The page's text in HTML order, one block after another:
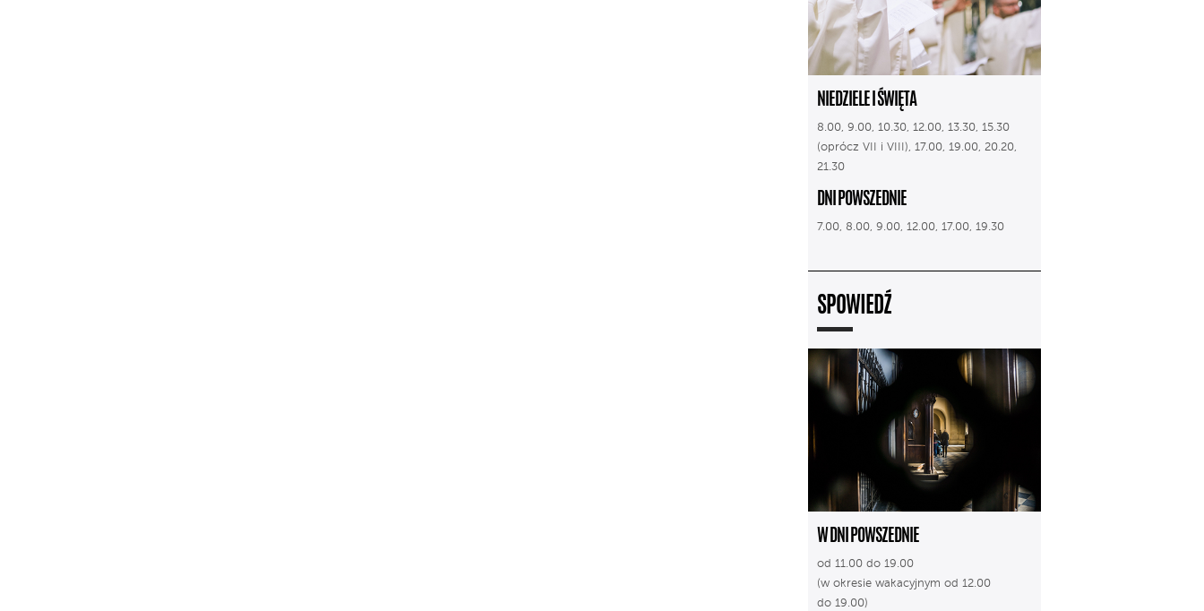
NIEDZIELE I ŚWIĘTA
8.00, 9.00, 10.30, 12.00, 13.30, 15.30
(oprócz VII i VIII), 17.00, 19.00, 20.20,
21.30
DNI POWSZEDNIE
7.00, 8.00, 9.00, 12.00, 17.00, 19.30
SPOWIEDŹ
W DNI POWSZEDNIE
od 11.00 do 19.00
(w okresie wakacyjnym od 12.00
do 19.00)